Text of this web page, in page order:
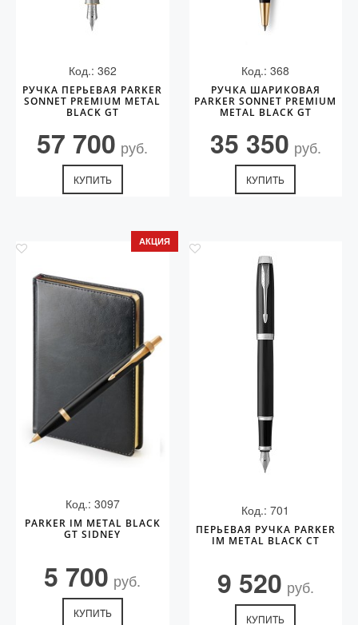
Код.: 362
РУЧКА ПЕРЬЕВАЯ PARKER
SONNET PREMIUM METAL
BLACK GT
57 700 руб.
КУПИТЬ
Код.: 368
РУЧКА ШАРИКОВАЯ
PARKER SONNET PREMIUM
METAL BLACK GT
35 350 руб.
КУПИТЬ
АКЦИЯ
Код.: 3097
PARKER IM METAL BLACK
GT SIDNEY
5 700 руб.
КУПИТЬ
Код.: 701
ПЕРЬЕВАЯ РУЧКА PARKER
IM METAL BLACK CT
9 520 руб.
КУПИТЬ